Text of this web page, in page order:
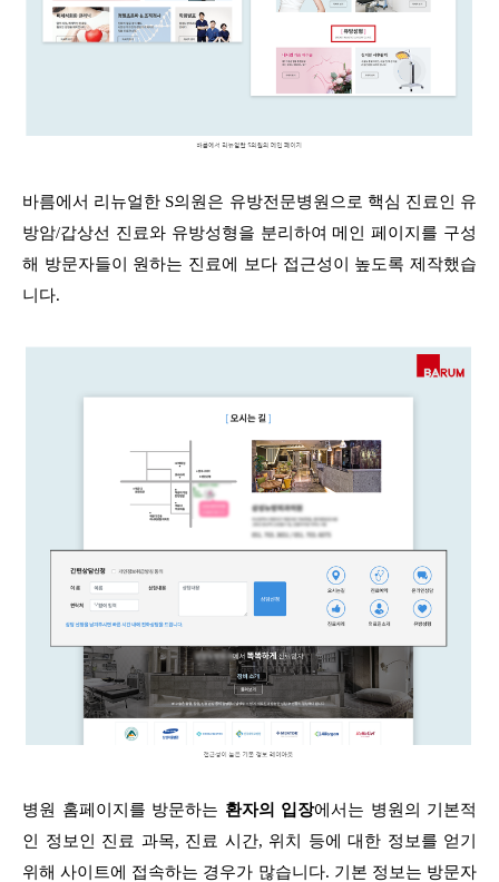
바름에서 리뉴얼한 S의원은 유방전문병원으로 핵심 진료인 유
방암/갑상선 진료와 유방성형을 분리하여 메인 페이지를 구성
해 방문자들이 원하는 진료에 보다 접근성이 높도록 제작했습
니다.
병원 홈페이지를 방문하는 환자의 입장에서는 병원의 기본적
인 정보인 진료 과목, 진료 시간, 위치 등에 대한 정보를 얻기
위해 사이트에 접속하는 경우가 많습니다. 기본 정보는 방문자